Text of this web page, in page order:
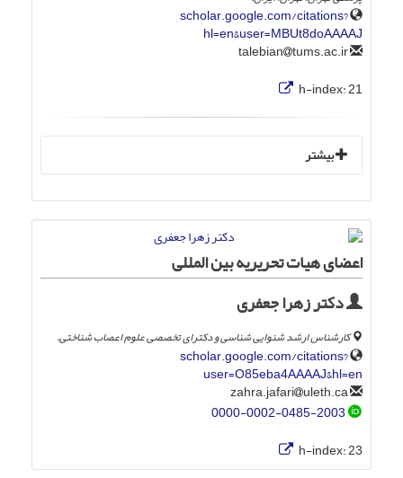
scholar.google.com/citations?
hl=en&user=MBUt8doAAAAJ
tums.ac.ir
h-index:21
بیشتر
اعضای هیات تحریریه بین المللی
دکتر زهرا جعفری
کارشناس ارشد شنوایی شناسی و دکترای تخصصی علوم اعصاب شناختی.
scholar.google.com/citations?
user=O85eba4AAAAJ&hl=en
uleth.ca
0000-0002-0485-2003
h-index:23